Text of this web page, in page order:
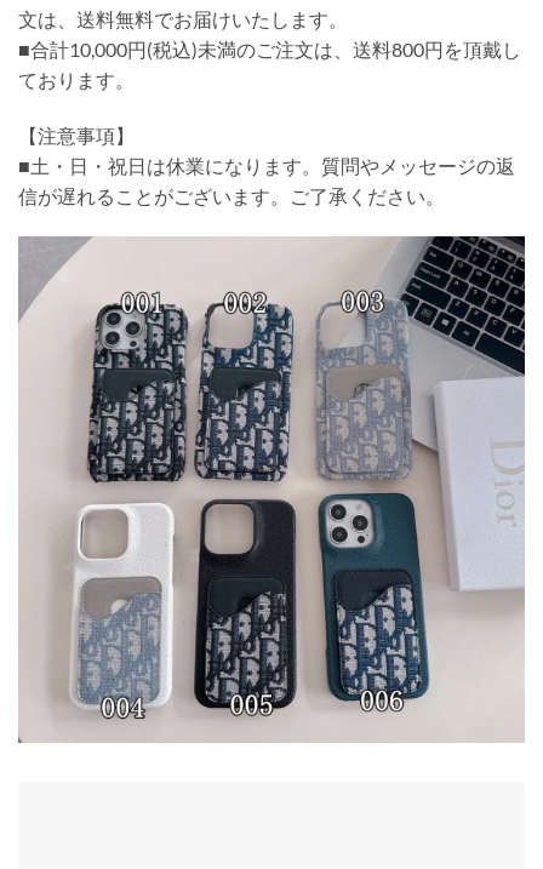
文は、送料無料でお届けいたします。
■合計10,000円(税込)未満のご注文は、送料800円を頂戴し
ております。
【注意事項】
■土・日・祝日は休業になります。質問やメッセージの返
信が遅れることがございます。ご了承ください。